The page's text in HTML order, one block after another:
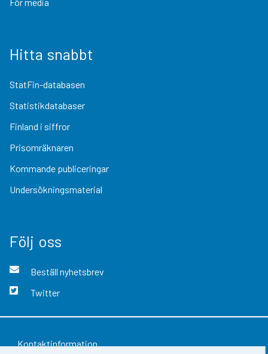
Hitta snabbt
StatFin-databasen
Statistikdatabaser
Finland i siffror
Prisomräknaren
Kommande publiceringar
Undersökningsmaterial
Följ oss
Beställ nyhetsbrev
Twitter
Kontaktinformation